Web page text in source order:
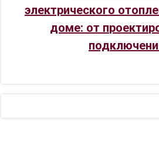
электрического
доме: от